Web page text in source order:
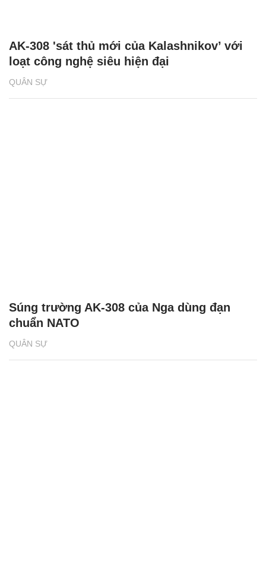
QUÂN SỰ
AK-308 'sát thủ mới của Kalashnikov’ với
loạt công nghệ siêu hiện đại
QUÂN SỰ
Súng trường AK-308 của Nga dùng đạn
chuẩn NATO